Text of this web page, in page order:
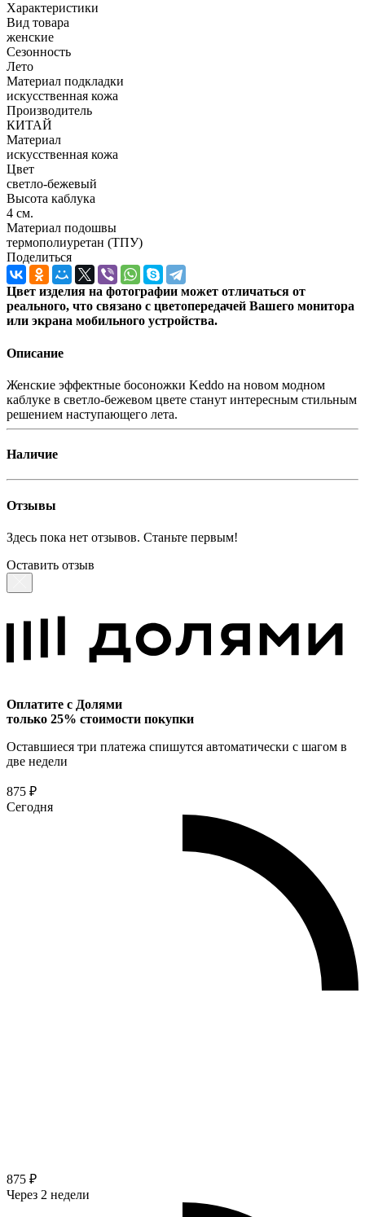
Характеристики
Вид товара
женские
Сезонность
Лето
Материал подкладки
искусственная кожа
Производитель
КИТАЙ
Материал
искусственная кожа
Цвет
светло-бежевый
Высота каблука
4 см.
Материал подошвы
термополиуретан (ТПУ)
Поделиться
Цвет изделия на фотографии может отличаться от
реального, что связано с цветопередачей Вашего монитора
или экрана мобильного устройства.
Описание
Женские эффектные босоножки Keddo на новом модном
каблуке в светло-бежевом цвете станут интересным стильным
решением наступающего лета.
Наличие
Отзывы
Здесь пока нет отзывов. Станьте первым!
Оставить отзыв
Оплатите с Долями
только 25% стоимости покупки
Оставшиеся три платежа спишутся автоматически с шагом в
две недели
875 ₽
Сегодня
875 ₽
Через 2 недели